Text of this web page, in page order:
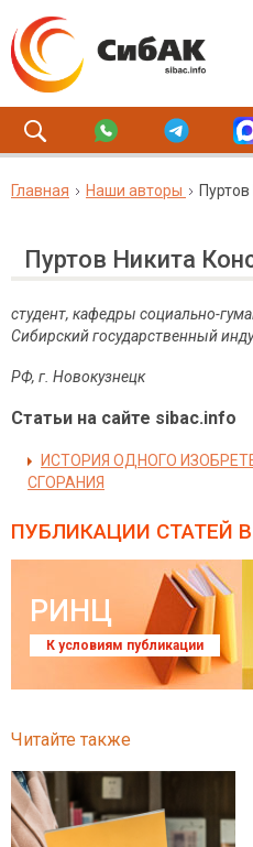
Главная Наши авторы
Пуртов Никита
студент, кафедры социально-
Сибирский государственный
РФ, г. Новокузнецк
Статьи на сайте sibac.info
ИСТОРИЯ ОДНОГО
СГОРАНИЯ
ПУБЛИКАЦИИ СТАТЕЙ
РИНЦ
К условиям публикации
Читайте также